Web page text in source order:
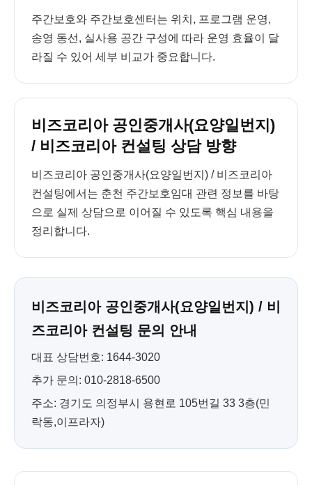
주간보호와 주간보호센터는 위치, 프로그램 운영,
송영 동선, 실사용 공간 구성에 따라 운영 효율이 달
라질 수 있어 세부 비교가 중요합니다.
비즈코리아 공인중개사(요양일번지)
/ 비즈코리아 컨설팅 상담 방향
비즈코리아 공인중개사(요양일번지) / 비즈코리아
컨설팅에서는 춘천 주간보호임대 관련 정보를 바탕
으로 실제 상담으로 이어질 수 있도록 핵심 내용을
정리합니다.
비즈코리아 공인중개사(요양일번지) / 비
즈코리아 컨설팅 문의 안내
대표 상담번호: 1644-3020
추가 문의: 010-2818-6500
주소: 경기도 의정부시 용현로 105번길 33 3층(민
락동,이프라자)